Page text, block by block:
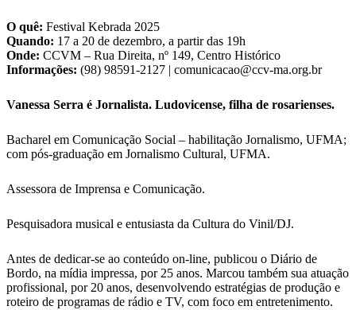
O quê: Festival Kebrada 2025
Quando: 17 a 20 de dezembro, a partir das 19h
Onde: CCVM – Rua Direita, nº 149, Centro Histórico
Informações: (98) 98591-2127 | comunicacao@ccv-ma.org.br
Vanessa Serra é Jornalista. Ludovicense, filha de rosarienses.
Bacharel em Comunicação Social – habilitação Jornalismo, UFMA;
com pós-graduação em Jornalismo Cultural, UFMA.
Assessora de Imprensa e Comunicação.
Pesquisadora musical e entusiasta da Cultura do Vinil/DJ.
Antes de dedicar-se ao conteúdo on-line, publicou o Diário de
Bordo, na mídia impressa, por 25 anos. Marcou também sua atuação
profissional, por 20 anos, desenvolvendo estratégias de produção e
roteiro de programas de rádio e TV, com foco em entretenimento.